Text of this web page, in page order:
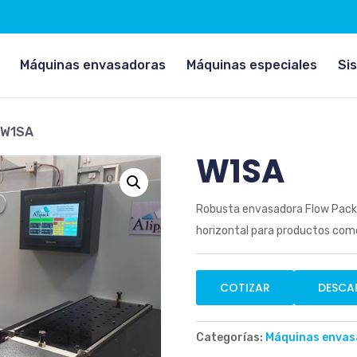
la etiqueta de apertura:
Máquinas envasadoras Máquinas especiales
W1SA
Robusta envasadora Flow Pack
horizontal para productos
COTIZAR
Categorías: Máquinas